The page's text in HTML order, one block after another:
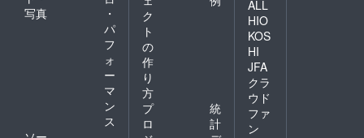
写真
・
パ
フ
ォ
ー
マ
ン
ス
ク
ト
の
作
り
方
プ
ロ
統
計
ALL
HIO
KOS
HI
JFA
クラ
ウド
ファ
ン